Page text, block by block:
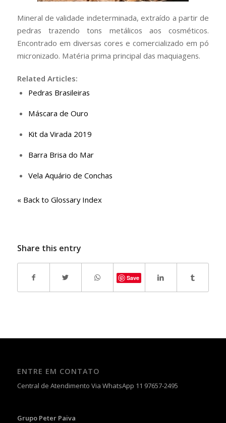
Mineral de validade indeterminada, extraído a partir de
pedras trazendo tons metálicos aos cosméticos.
Encontrado em diversas cores e comercializado em pó
micronizado. Matéria prima principal das maquiagens.
Related Articles:
Pedras Brasileiras
Máscara de Ouro
Kit da Virada 2019
Barra Brisa do Mar
Vela Aquário de Conchas
« Back to Glossary Index
Share this entry
Save
ENTRE EM CONTATO
Central de Atendimento Via WhatsApp 11 97657-2495
Grupo Peter Paiva